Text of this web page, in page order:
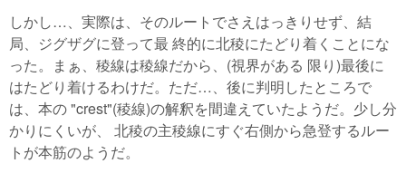
しかし…、実際は、そのルートでさえはっきりせず、結
局、ジグザグに登って最 終的に北稜にたどり着くことにな
った。まぁ、稜線は稜線だから、(視界がある 限り)最後に
はたどり着けるわけだ。ただ…、後に判明したところで
は、本の "crest"(稜線)の解釈を間違えていたようだ。少し分
かりにくいが、 北稜の主稜線にすぐ右側から急登するルー
トが本筋のようだ。